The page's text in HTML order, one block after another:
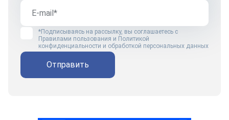
*Подписываясь на рассылку, вы соглашаетесь с
Правилами пользования и Политикой
конфиденциальности и обработкой персональных данных
Отправить